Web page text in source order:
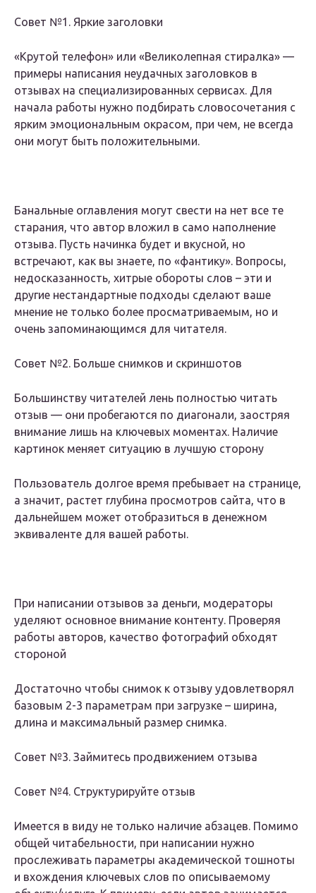
Совет №1. Яркие заголовки
«Крутой телефон» или «Великолепная стиралка» —
примеры написания неудачных заголовков в
отзывах на специализированных сервисах. Для
начала работы нужно подбирать словосочетания с
ярким эмоциональным окрасом, при чем, не всегда
они могут быть положительными.
Банальные оглавления могут свести на нет все те
старания, что автор вложил в само наполнение
отзыва. Пусть начинка будет и вкусной, но
встречают, как вы знаете, по «фантику». Вопросы,
недосказанность, хитрые обороты слов – эти и
другие нестандартные подходы сделают ваше
мнение не только более просматриваемым, но и
очень запоминающимся для читателя.
Совет №2. Больше снимков и скриншотов
Большинству читателей лень полностью читать
отзыв — они пробегаются по диагонали, заостряя
внимание лишь на ключевых моментах. Наличие
картинок меняет ситуацию в лучшую сторону
Пользователь долгое время пребывает на странице,
а значит, растет глубина просмотров сайта, что в
дальнейшем может отобразиться в денежном
эквиваленте для вашей работы.
При написании отзывов за деньги, модераторы
уделяют основное внимание контенту. Проверяя
работы авторов, качество фотографий обходят
стороной
Достаточно чтобы снимок к отзыву удовлетворял
базовым 2-3 параметрам при загрузке – ширина,
длина и максимальный размер снимка.
Совет №3. Займитесь продвижением отзыва
Совет №4. Структурируйте отзыв
Имеется в виду не только наличие абзацев. Помимо
общей читабельности, при написании нужно
прослеживать параметры академической тошноты
и вхождения ключевых слов по описываемому